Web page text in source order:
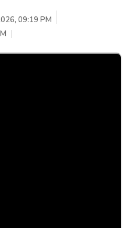
09:19 PM